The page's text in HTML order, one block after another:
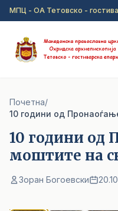
Прејди на главна
МПЦ - ОА Тетовско -
Почетна/
10 години од
моштите на
Зоран Богоевски